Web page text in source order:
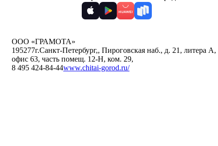
ООО «ГРАМОТА»
195277г.Санкт-Петербург,, Пироговская наб., д. 21, литера А,
офис 63, часть помещ. 12-Н, ком. 29,
8 495 424-84-44www.chitai-gorod.ru/